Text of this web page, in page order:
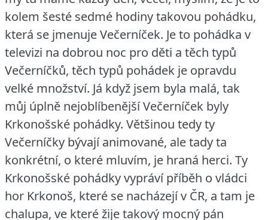
kolem šesté sedmé hodiny takovou pohádku,
která se jmenuje Večerníček. Je to pohádka v
televizi na dobrou noc pro děti a těch typů
Večerníčků, těch typů pohádek je opravdu
velké množství. Já když jsem byla malá, tak
můj úplně nejoblíbenější Večerníček byly
Krkonošské pohádky. Většinou tedy ty
Večerníčky bývají animované, ale tady ta
konkrétní, o které mluvím, je hraná herci. Ty
Krkonošské pohádky vypráví příběh o vládci
hor Krkonoš, které se nacházejí v ČR, a tam je
chalupa, ve které žije takový mocný pán